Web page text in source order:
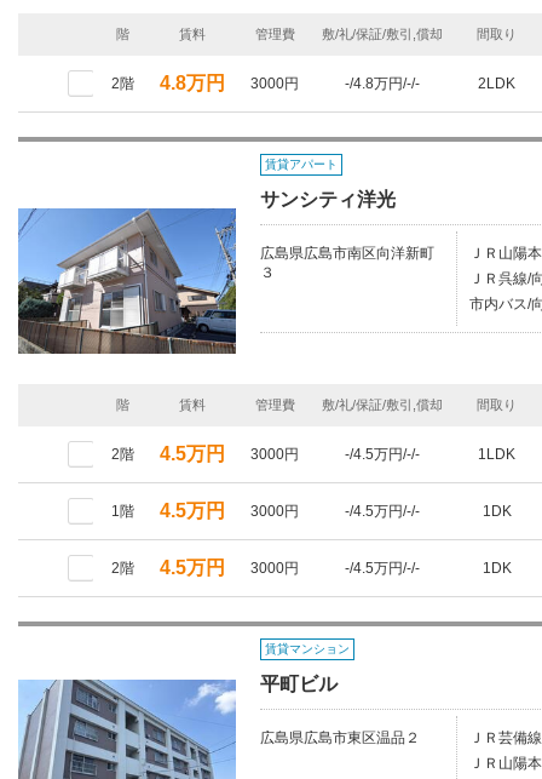
階 賃料 管理費 敷/礼/保証/敷引,償却 間取り
2階 4.8万円 3000円 -/4.8万円/-/- 2LDK
賃貸アパート
サンシティ洋光
広島県広島市南区向洋新町
３
ＪＲ山陽
ＪＲ呉線/
市内バス/
階 賃料 管理費 敷/礼/保証/敷引,償却 間取り
2階 4.5万円 3000円 -/4.5万円/-/- 1LDK
1階 4.5万円 3000円 -/4.5万円/-/- 1DK
2階 4.5万円 3000円 -/4.5万円/-/- 1DK
賃貸マンション
平町ビル
広島県広島市東区温品２
ＪＲ芸備
ＪＲ山陽